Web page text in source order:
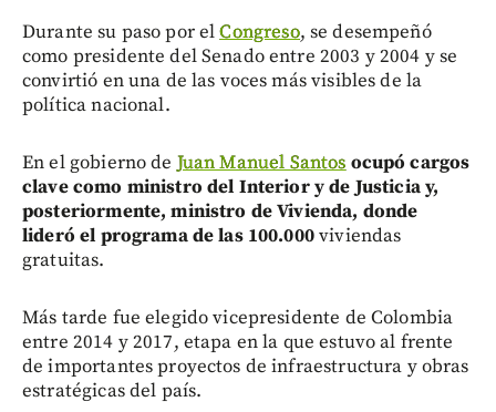
Durante su paso por elCongreso, se desempeñó
como presidente del Senado entre 2003 y 2004 y se
convirtió en una de las voces más visibles de la
política nacional.
En el gobierno de Juan Manuel Santos ocupó cargos
clave como ministro del Interior y de Justicia y,
posteriormente, ministro de Vivienda, donde
lideró el programa de las 100.000viviendas
gratuitas.
Más tarde fue elegido vicepresidente de Colombia
entre 2014 y 2017, etapa en la que estuvo al frente
de importantes proyectos de infraestructura y obras
estratégicas del país.